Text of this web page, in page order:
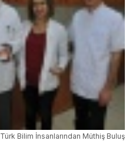
Türk Bilim İnsanlarından Müthiş Buluş